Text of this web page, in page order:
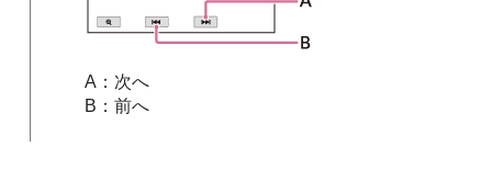
A：次へ
B：前へ